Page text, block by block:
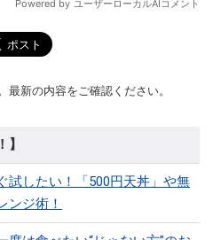
新の内容をご確認ください。
試したい！「500円天丼」や無
ンジ術！